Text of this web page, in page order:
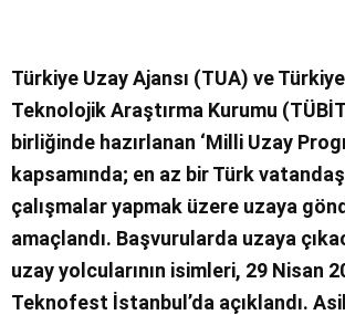
Türkiye Uzay Ajansı (TUA) ve
Teknolojik Araştırma Kurumu
birliğinde hazırlanan ‘Milli Uzay
kapsamında; en az bir Türk
çalışmalar yapmak üzere uzaya
amaçlandı. Başvurularda uzaya
uzay yolcularının isimleri, 29 Nisan
Teknofest İstanbul’da açıklandı.